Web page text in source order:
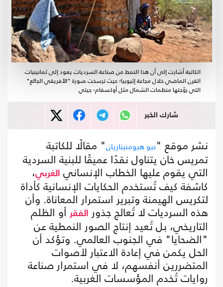
الكاتبة أشارت إلى أن هذا النمط من صناعة السرديات يعود إلى ثمانينيات
القرن الماضي خلال مجاعة إثيوبيا؛ حيث ترسخت صورة "الأفريقي الجائع"
التي روّجتها منظمات الشمال مثل أوكسفام- جيتي
شارك الخبر
نشر موقع "نيو هيومنيتاريان" مقالًا للكاتبة
تمريس خان يتناول نقدًا عميقًا للبنية السردية
التي يقوم عليها الخطاب الإنساني الغربي،
كاشفة كيف تُستخدم الحكايات الإنسانية كأداة
لتكريس الهيمنة وتبرير استمرار المعاناة. وأن
هذه السرديات لا تُعالج جذور الفقر أو الظلم
التاريخي، بل تُعيد إنتاج الصور النمطية عن
"الضحايا" في الجنوب العالمي. وتؤكد أن
الحل يكمن في إعادة الاعتبار لأصوات
المتضررين أنفسهم، لا في استمرار صناعة
روايات تُخدم المؤسسات الغربية.